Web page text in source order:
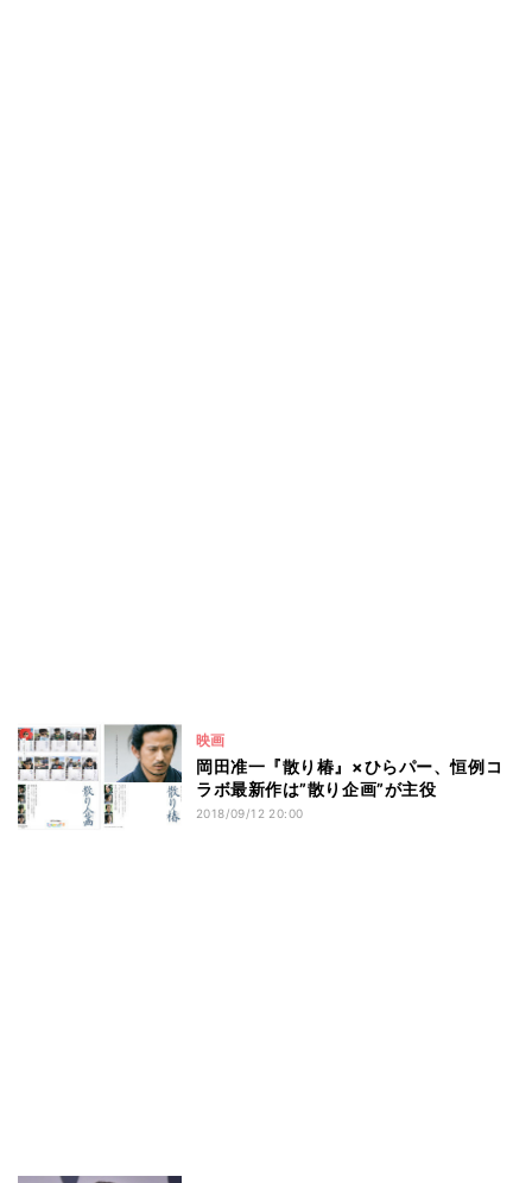
映画
岡田准一『散り椿』×ひらパー、恒例コ
ラボ最新作は”散り企画”が主役
2018/09/12 20:00